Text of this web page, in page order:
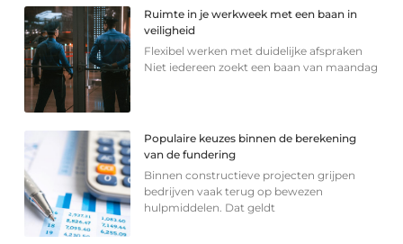
Ruimte in je werkweek met een baan in
veiligheid
Flexibel werken met duidelijke afspraken
Niet iedereen zoekt een baan van maandag
Populaire keuzes binnen de berekening
van de fundering
Binnen constructieve projecten grijpen
bedrijven vaak terug op bewezen
hulpmiddelen. Dat geldt